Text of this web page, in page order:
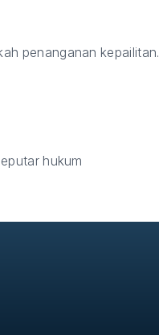
penanganan kepailitan.
hukum